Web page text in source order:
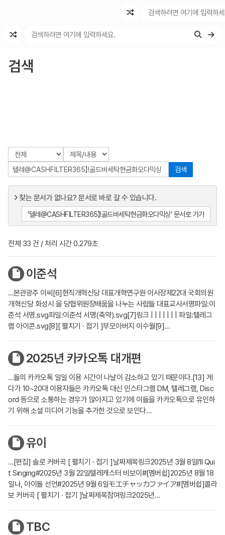
검색
검색
찾는 문서가 없나요? 문서로 바로 갈 수 있습니다.
'텔레@CASHFILTER365】ǃ골드바세탁현금화오다믹싱' 문서로 가기
전체 33 건 / 처리 시간 0.279초
이준석
…본관광주 이씨[6]현직개혁신당 대표개혁연구원 이사장제22대 국회의원
개혁신당 화성시 을 당협위원장배움을 나누는 사람들 대표교사서명파일:이
준석 서명.svg파일:이준석 서명(축약).svg[7]링크 | | | | | | | 파일:텔레그
램 아이콘.svg[8][ 펼치기 · 접기 ]부모아버지 이수월[9]…
2025년 카카오톡 대개편
…들의 카카오톡 일일 이용 시간이 나날이 감소하고 있기 때문이다.[13] 게
다가 10~20대 이용자들은 카카오톡 대신 인스타그램 DM, 텔레그램, Disc
ord 등으로 소통하는 경우가 많아지고 있기에 이들을 카카오톡으로 유인하
기 위해 소셜 미디어 기능을 추가한 것으로 보인다…
유이
…[편집] 솔로 커버곡 [ 펼치기 · 접기 ]날짜제목링크2025년 3월 8일I'll Qui
t Singing#2025년 3월 22일텔레캐스터 비보이#[멤버쉽]2025년 8월 18
일나, 아이돌 선언#2025년 9월 6일モエチャッカファイア#[멤버쉽]콜라
보 커버곡 [ 펼치기 · 접기 ]날짜제목참여링크2025년…
TBC